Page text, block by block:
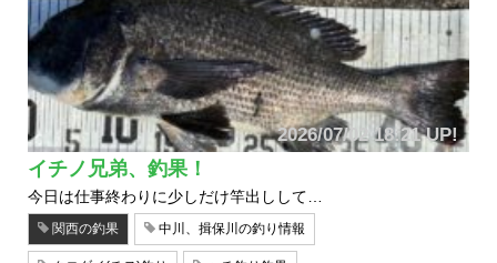
2026/07/02 18:21 UP!
イチノ兄弟、釣果！
今日は仕事終わりに少しだけ竿出しして…
関西の釣果 中川、揖保川の釣り情報